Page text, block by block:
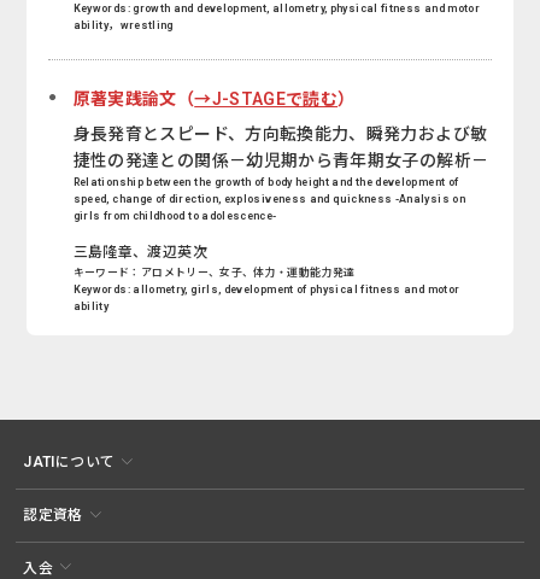
Keywords: growth and development, allometry, physical fitness and motor
ability，wrestling
原著実践論文（→J-STAGEで読む）
身長発育とスピード、方向転換能力、瞬発力および敏
捷性の発達との関係－幼児期から青年期女子の解析－
Relationship between the growth of body height and the development of
speed, change of direction, explosiveness and quickness -Analysis on
girls from childhood to adolescence-
三島隆章、渡辺英次
キーワード：アロメトリー、女子、体力・運動能力発達
Keywords: allometry, girls, development of physical fitness and motor
ability
JATIについて
認定資格
入会